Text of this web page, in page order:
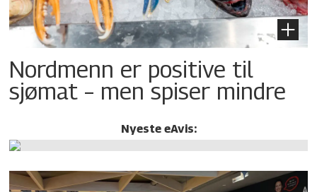
Nordmenn er positive til
sjømat – men spiser mindre
Nyeste eAvis: